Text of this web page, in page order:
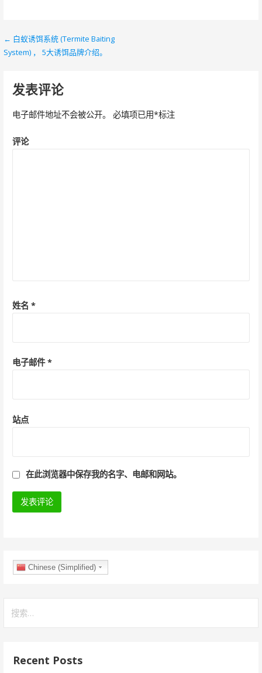
文
导
航
← 白蚁诱饵系统 (Termite Baiting
System) ， 5大诱饵品牌介绍。
发表评论
电子邮件地址不会被公开。 必填项已用*标注
评论
姓名 *
电子邮件*
站点
在此浏览器中保存我的名字、电邮和网站。
Chinese (Simplified)
索
Recent Posts